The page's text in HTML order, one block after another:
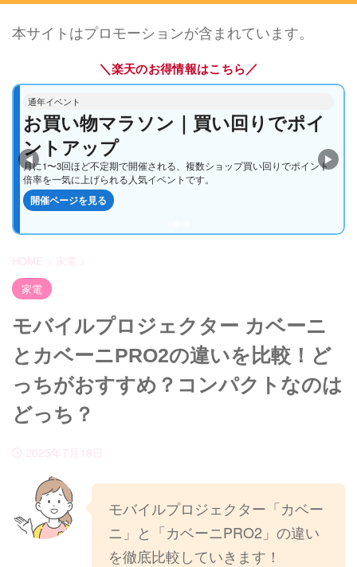
本サイトはプロモーションが含まれています。
＼楽天のお得情報はこちら／
通年イベント
お買い物マラソン｜買い回りでポイ
ントアップ
月に1〜3回ほど不定期で開催される、複数ショップ買い回りでポイント
倍率を一気に上げられる人気イベントです。
開催ページを見る
通年イベント
5と0のつく日｜楽天カードでポイン
トアップ
毎月5・10・15・20・25・30日は、エントリー＆楽天カード利用でいつも
のお買い物がさらにお得になる定番企画です。
開催ページを見る
◀ ▶
HOME > 家電
>
家電
モバイルプロジェクター カベーニ
とカベーニPRO2の違いを比較！ど
っちがおすすめ？コンパクトなのは
どっち？
2025年7月18日
モバイルプロジェクター「カベー
ニ」と「カベーニPRO2」の違い
を徹底比較していきます！